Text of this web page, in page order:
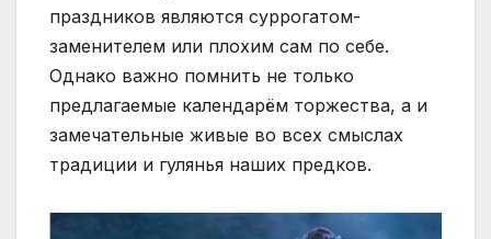
праздников являются суррогатом-
заменителем или плохим сам по себе.
Однако важно помнить не только
предлагаемые календарём торжества, а и
замечательные живые во всех смыслах
традиции и гулянья наших предков.